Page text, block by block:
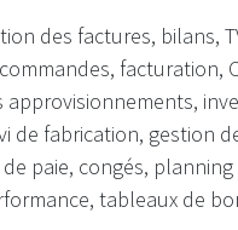
des factures, bilans,
facturation,
approvisionnements,
de fabrication, gestion
de paie, congés,
tableaux de